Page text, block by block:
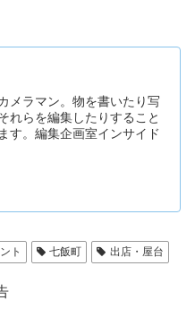
メラマン。物を書いたり写
れらを編集したりすること
す。編集企画室インサイド
ト 七飯町 出店・屋台